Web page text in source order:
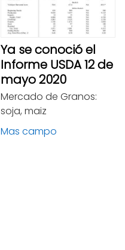
Ya se conoció el
Informe USDA 12 de
mayo 2020
Mercado de Granos:
soja, maiz
Mas campo